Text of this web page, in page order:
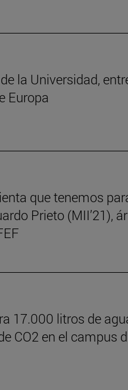
la Universidad,
Europa
que tenemos
Prieto (MII’21),
17.000 litros de
CO2 en el campus